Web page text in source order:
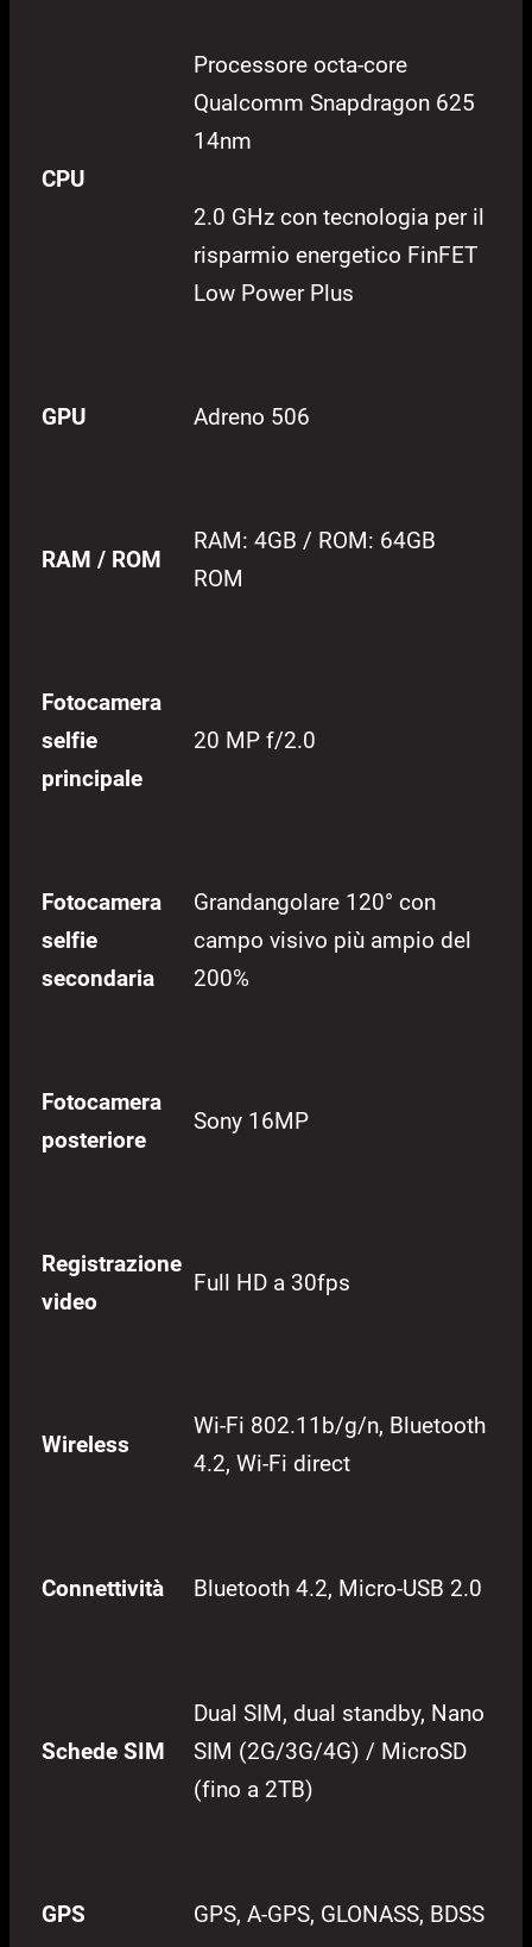
CPU
Processore octa-core
Qualcomm Snapdragon 625
14nm
2.0 GHz con tecnologia per il
risparmio energetico FinFET
Low Power Plus
GPU Adreno 506
RAM / ROM
RAM: 4GB / ROM: 64GB
ROM
Fotocamera
selfie
principale
20 MP f/2.0
Fotocamera
selfie
secondaria
Grandangolare 120° con
campo visivo più ampio del
200%
Fotocamera
posteriore
Sony 16MP
Registrazione
video
Full HD a 30fps
Wireless
Wi-Fi 802.11b/g/n, Bluetooth
4.2, Wi-Fi direct
Connettività Bluetooth 4.2, Micro-USB 2.0
Schede SIM
Dual SIM, dual standby, Nano
SIM (2G/3G/4G) / MicroSD
(fino a 2TB)
GPS GPS, A-GPS, GLONASS, BDSS